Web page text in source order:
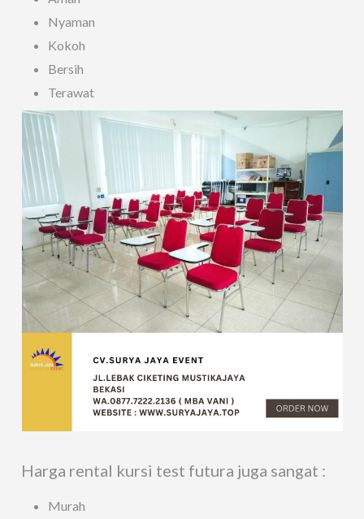
Nyaman
Kokoh
Bersih
Terawat
Harga rental kursi test futura juga sangat :
Murah